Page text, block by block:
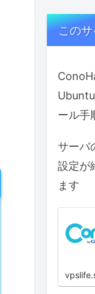
この
ール手
サーバ
設定が
ます